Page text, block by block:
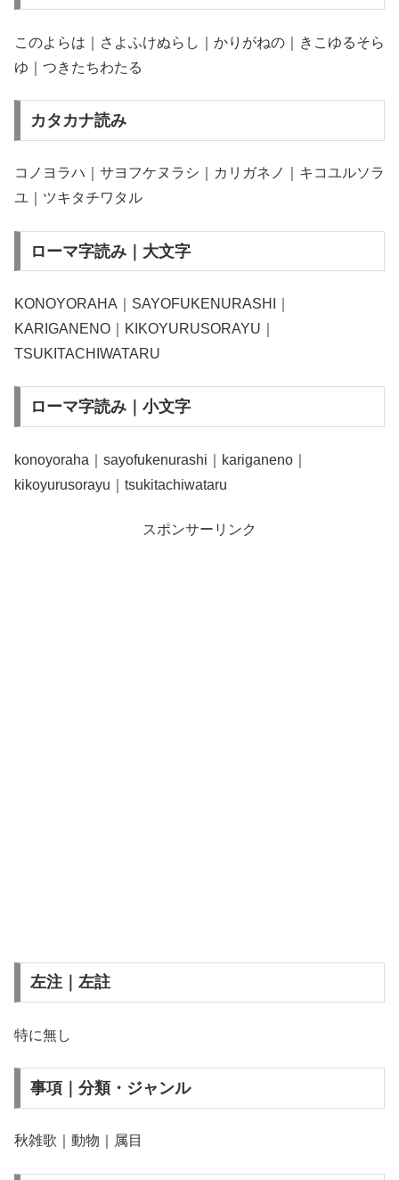
このよらは｜さよふけぬらし｜かりがねの｜きこゆるそら
ゆ｜つきたちわたる
カタカナ読み
コノヨラハ｜サヨフケヌラシ｜カリガネノ｜キコユルソラ
ユ｜ツキタチワタル
ローマ字読み｜大文字
KONOYORAHA｜SAYOFUKENURASHI｜
KARIGANENO｜KIKOYURUSORAYU｜
TSUKITACHIWATARU
ローマ字読み｜小文字
konoyoraha｜sayofukenurashi｜kariganeno｜
kikoyurusorayu｜tsukitachiwataru
スポンサーリンク
左注｜左註
特に無し
事項｜分類・ジャンル
秋雑歌｜動物｜属目